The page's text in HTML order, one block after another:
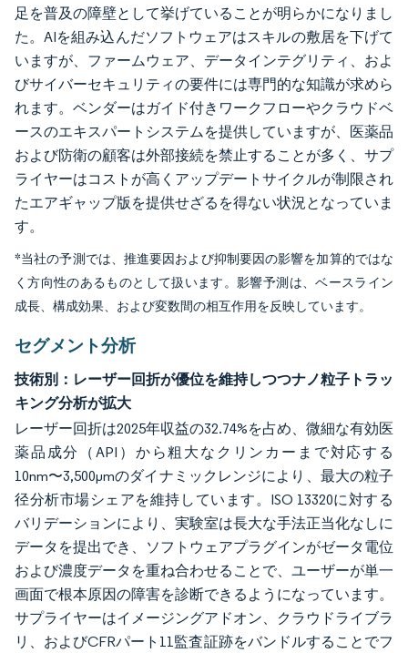
足を普及の障壁として挙げていることが明らかになりまし
た。AIを組み込んだソフトウェアはスキルの敷居を下げて
いますが、ファームウェア、データインテグリティ、およ
びサイバーセキュリティの要件には専門的な知識が求めら
れます。ベンダーはガイド付きワークフローやクラウドベ
ースのエキスパートシステムを提供していますが、医薬品
および防衛の顧客は外部接続を禁止することが多く、サプ
ライヤーはコストが高くアップデートサイクルが制限され
たエアギャップ版を提供せざるを得ない状況となっていま
す。
*当社の予測では、推進要因および抑制要因の影響を加算的ではな
く方向性のあるものとして扱います。影響予測は、ベースライン
成長、構成効果、および変数間の相互作用を反映しています。
セグメント分析
技術別：レーザー回折が優位を維持しつつナノ粒子トラッ
キング分析が拡大
レーザー回折は2025年収益の32.74%を占め、微細な有効医
薬品成分（API）から粗大なクリンカーまで対応する
10nm〜3,500µmのダイナミックレンジにより、最大の粒子
径分析市場シェアを維持しています。ISO 13320に対する
バリデーションにより、実験室は長大な手法正当化なしに
データを提出でき、ソフトウェアプラグインがゼータ電位
および濃度データを重ね合わせることで、ユーザーが単一
画面で根本原因の障害を診断できるようになっています。
サプライヤーはイメージングアドオン、クラウドライブラ
リ、およびCFRパート11監査証跡をバンドルすることでフ